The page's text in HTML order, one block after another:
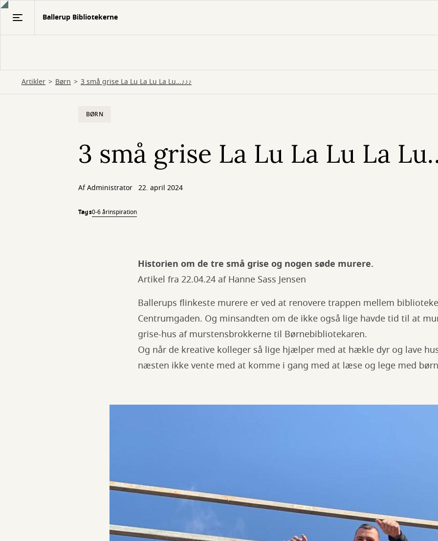
Gå
Ballerup Bibliotekerne
Artikler Børn 3 små grise La Lu La Lu La Lu…♪♪♪
BØRN
3 små grise La Lu La Lu La
AfAdministrator 22. april 2024
Tags0-6 årinspiration
Historien om de tre små grise og nogen søde murere.
Artikel fra 22.04.24 af Hanne Sass Jensen
Ballerups flinkeste murere er ved at renovere trappen mellem
Centrumgaden. Og minsandten om de ikke også lige havde tid til at
grise-hus af murstensbrokkerne til Børnebibliotekaren.
Og når de kreative kolleger så lige hjælper med at hækle dyr og lave
næsten ikke vente med at komme i gang med at læse og lege med